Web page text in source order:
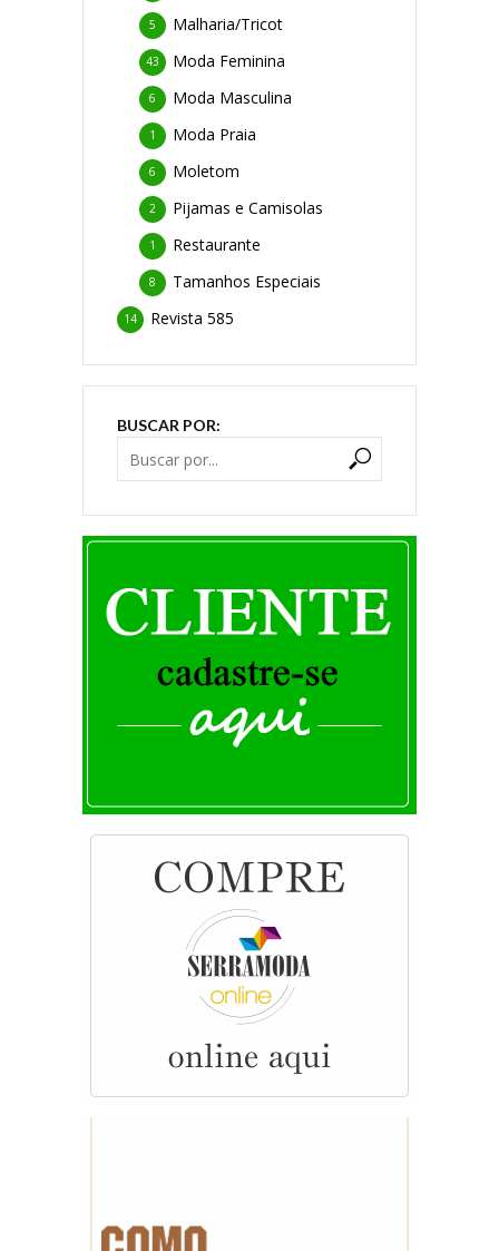
Malharia/Tricot
5
Moda Feminina
43
Moda Masculina
6
Moda Praia
1
Moletom
6
Pijamas e Camisolas
2
Restaurante
1
Tamanhos Especiais
8
Revista 585
14
BUSCAR POR: